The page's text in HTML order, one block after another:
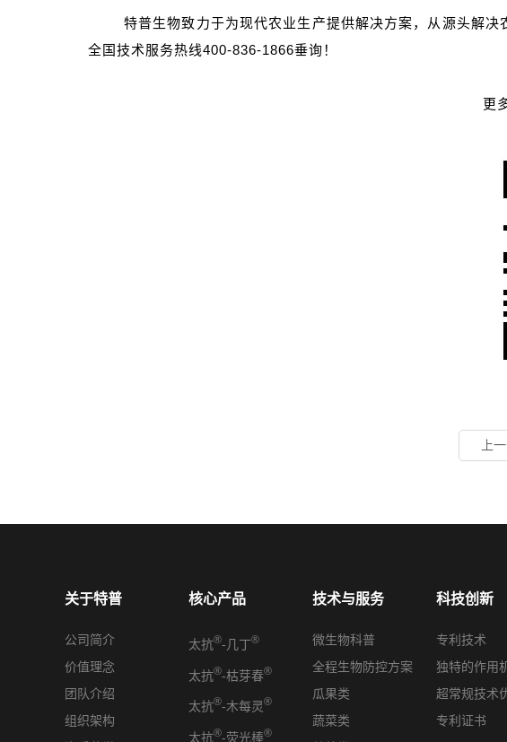
特普生物致力于为现代农业生产提供解决方案，从源头解
全国技术服务热线400-836-1866垂询！
更
上
关于特普
公司简介
价值理念
团队介绍
组织架构
核心产品
太抗®-几丁®
太抗®-枯芽春®
太抗®-木每灵®
太抗®-荧光棒®
技术与服务
微生物科普
全程生物防控方案
瓜果类
蔬菜类
科技创新
专利技术
独特的作用
超常规技术
专利证书